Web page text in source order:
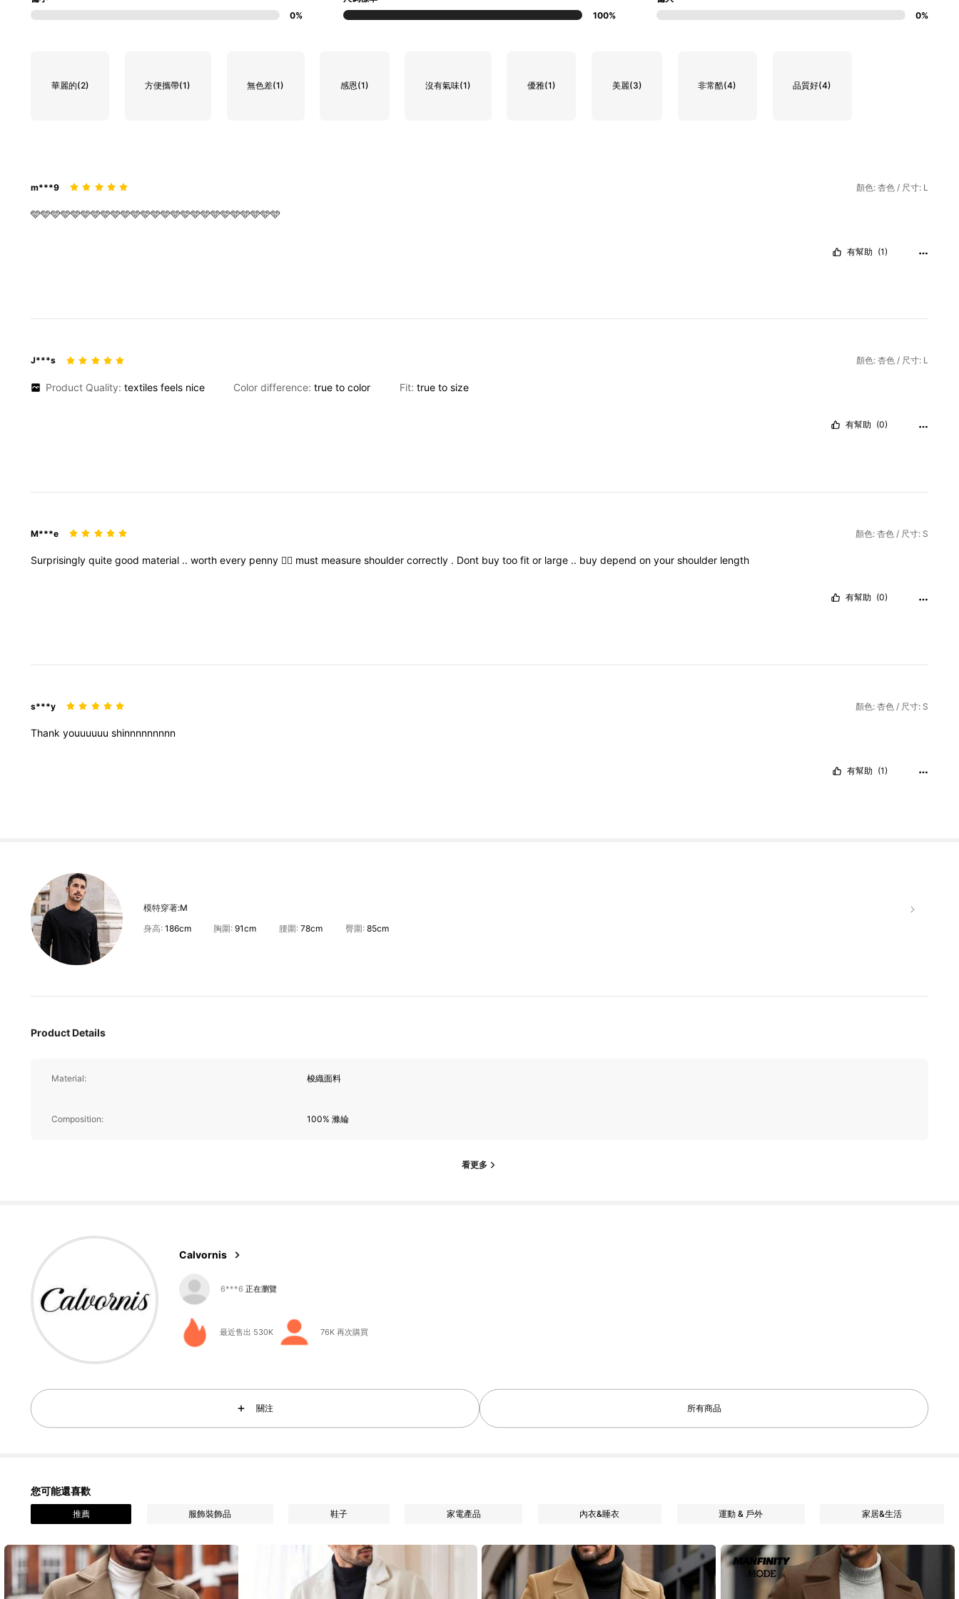
0%
100%
0%
華麗的(2) 方便攜帶(1) 無色差(1) 感恩(1) 沒有氣味(1) 優雅(1) 美麗(3) 非常酷(4) 品質好(4)
m***9 顏色: 杏色 / 尺寸: L
🩵🩵🩵🩵🩵🩵🩵🩵🩵🩵🩵🩵🩵🩵🩵🩵🩵🩵🩵🩵🩵🩵🩵🩵🩵
有幫助 (1)
J***s 顏色: 杏色 / 尺寸: L
Product Quality:textilesfeels nice Color difference:truetocolor Fit: true to size
有幫助 (0)
M***e 顏色: 杏色 / 尺寸: S
Surprisingly quite good material .. worth every penny 👍🏻 must measure shoulder correctly . Dont buy too fit or large .. buy depend on your shoulder length
有幫助 (0)
s***y 顏色: 杏色 / 尺寸: S
Thank youuuuuu shinnnnnnnnn
有幫助 (1)
模特穿著:M
身高: 186cm 胸圍:91cm 腰圍: 78cm 臀圍: 85cm
Product Details
Material: 梭織面料
Composition: 100% 滌綸
看更多
Calvornis
4.76
17K 追蹤者
最近售出 530K 76K 再次購買
關注 所有商品
您可能還喜歡
推薦 服飾裝飾品 鞋子 家電產品 內衣&睡衣 運動 & 戶外 家居&生活